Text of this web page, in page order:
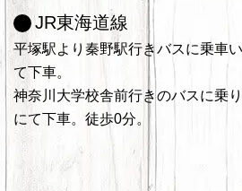
JR東海道線
平塚駅より秦野駅行きバスに乗車
て下車。
神奈川大学校舎前行きのバスに乗
にて下車。徒歩0分。